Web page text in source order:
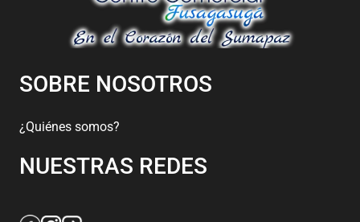
SOBRE NOSOTROS
¿Quiénes somos?
NUESTRAS REDES